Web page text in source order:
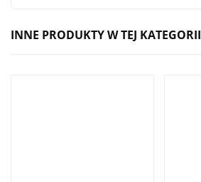
INNE PRODUKTY W TEJ KATEGORII